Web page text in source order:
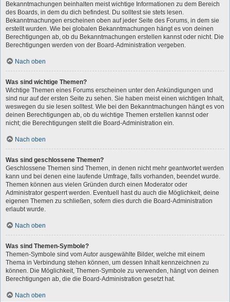
Bekanntmachungen beinhalten meist wichtige Informationen zu dem Bereich
des Boards, in dem du dich befindest. Du solltest sie stets lesen.
Bekanntmachungen erscheinen oben auf jeder Seite des Forums, in dem sie
erstellt wurden. Wie bei globalen Bekanntmachungen hängt es von deinen
Berechtigungen ab, ob du Bekanntmachungen erstellen kannst oder nicht. Die
Berechtigungen werden von der Board-Administration vergeben.
Nach oben
Was sind wichtige Themen?
Wichtige Themen eines Forums erscheinen unter den Ankündigungen und
sind nur auf der ersten Seite zu sehen. Sie haben meist einen wichtigen Inhalt,
weswegen du sie lesen solltest. Wie bei den Bekanntmachungen hängt es von
deinen Berechtigungen ab, ob du wichtige Themen erstellen kannst oder
nicht; die Berechtigungen stellt die Board-Administration ein.
Nach oben
Was sind geschlossene Themen?
Geschlossene Themen sind Themen, in denen nicht mehr geantwortet werden
kann und bei denen eine laufende Umfrage, falls vorhanden, beendet wurde.
Themen können aus vielen Gründen durch einen Moderator oder
Administrator gesperrt werden. Eventuell hast du auch die Möglichkeit, deine
eigenen Themen zu schließen, sofern dies durch die Board-Administration
erlaubt wurde.
Nach oben
Was sind Themen-Symbole?
Themen-Symbole sind vom Autor ausgewählte Bilder, welche mit einem
Thema in Verbindung stehen können, um dessen Inhalt kennzeichnen zu
können. Die Möglichkeit, Themen-Symbole zu verwenden, hängt von deinen
Berechtigungen ab, die die Board-Administration gesetzt hat.
Nach oben